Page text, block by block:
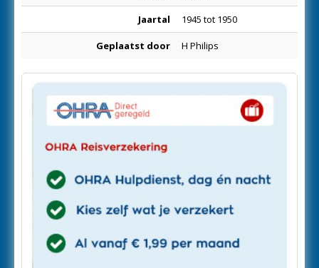
Jaartal 1945 tot 1950
Geplaatst door H Philips